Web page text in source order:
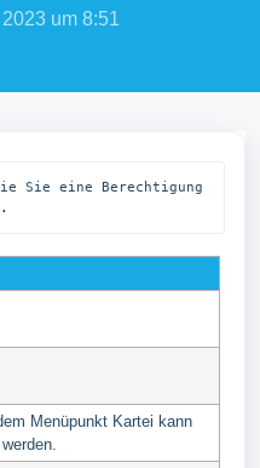
um 8:51
Sie eine Berechtigung
Menüpunkt Kartei kann